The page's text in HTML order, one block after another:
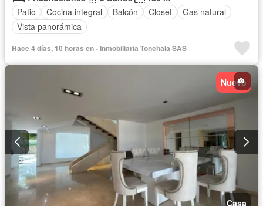
Patio
Cocina integral Balcón Closet
Gas natural
Vista panorámica
Hace 4 días, 10 horas en - Inmobiliaria Tonchala SAS
Nuevo
Casa